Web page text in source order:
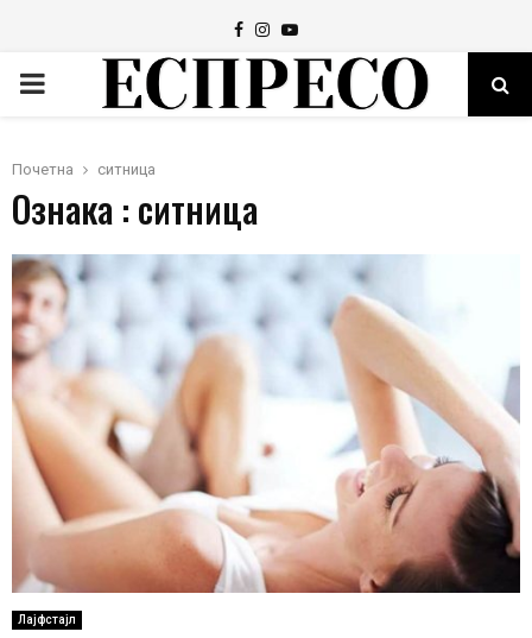
Facebook
Instagram
Youtube
PRIMARY
Почетна ситница
Ознака : ситница
Лајфстајл